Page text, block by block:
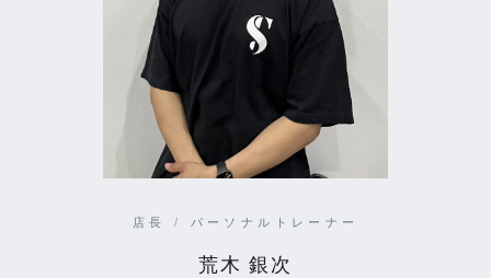
店長 / パーソナルトレーナー
荒木 銀次